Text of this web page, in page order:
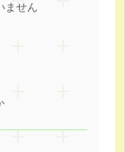
ません